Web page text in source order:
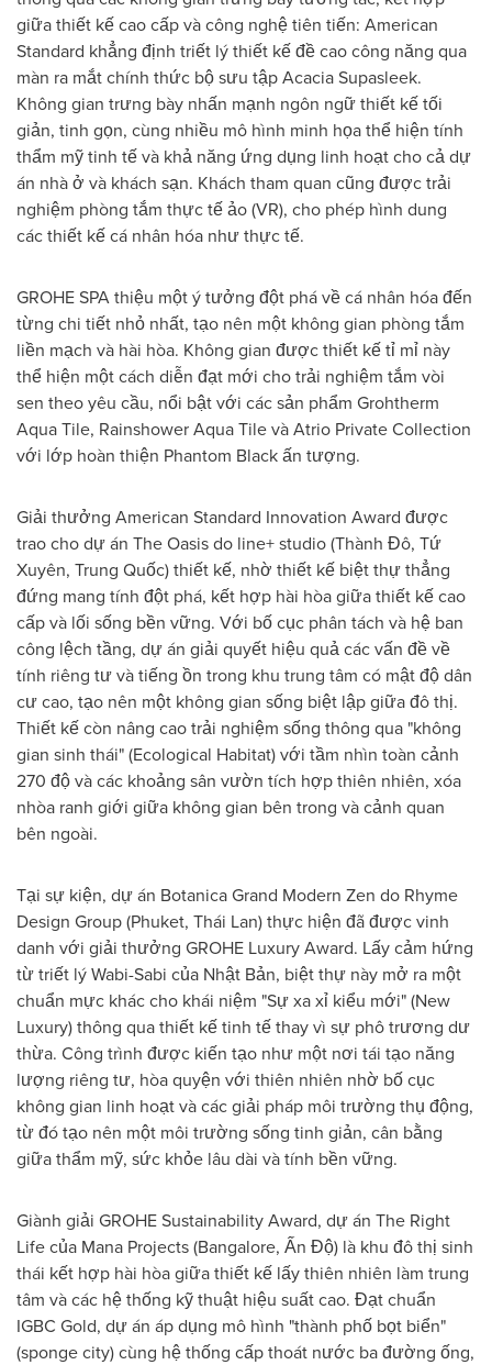
giữa thiết kế cao cấp và công nghệ tiên tiến: American
Standard khẳng định triết lý thiết kế đề cao công năng qua
màn ra mắt chính thức bộ sưu tập Acacia Supasleek.
Không gian trưng bày nhấn mạnh ngôn ngữ thiết kế tối
giản, tinh gọn, cùng nhiều mô hình minh họa thể hiện tính
thẩm mỹ tinh tế và khả năng ứng dụng linh hoạt cho cả dự
án nhà ở và khách sạn. Khách tham quan cũng được trải
nghiệm phòng tắm thực tế ảo (VR), cho phép hình dung
các thiết kế cá nhân hóa như thực tế.
GROHE SPA thiệu một ý tưởng đột phá về cá nhân hóa đến
từng chi tiết nhỏ nhất, tạo nên một không gian phòng tắm
liền mạch và hài hòa. Không gian được thiết kế tỉ mỉ này
thể hiện một cách diễn đạt mới cho trải nghiệm tắm vòi
sen theo yêu cầu, nổi bật với các sản phẩm Grohtherm
Aqua Tile, Rainshower Aqua Tile và Atrio Private Collection
với lớp hoàn thiện Phantom Black ấn tượng.
Giải thưởng American Standard Innovation Award được
trao cho dự án The Oasis do line+ studio (Thành Đô, Tứ
Xuyên, Trung Quốc) thiết kế, nhờ thiết kế biệt thự thẳng
đứng mang tính đột phá, kết hợp hài hòa giữa thiết kế cao
cấp và lối sống bền vững. Với bố cục phân tách và hệ ban
công lệch tầng, dự án giải quyết hiệu quả các vấn đề về
tính riêng tư và tiếng ồn trong khu trung tâm có mật độ dân
cư cao, tạo nên một không gian sống biệt lập giữa đô thị.
Thiết kế còn nâng cao trải nghiệm sống thông qua "không
gian sinh thái" (Ecological Habitat) với tầm nhìn toàn cảnh
270 độ và các khoảng sân vườn tích hợp thiên nhiên, xóa
nhòa ranh giới giữa không gian bên trong và cảnh quan
bên ngoài.
Tại sự kiện, dự án Botanica Grand Modern Zen do Rhyme
Design Group (Phuket, Thái Lan) thực hiện đã được vinh
danh với giải thưởng GROHE Luxury Award. Lấy cảm hứng
từ triết lý Wabi-Sabi của Nhật Bản, biệt thự này mở ra một
chuẩn mực khác cho khái niệm "Sự xa xỉ kiểu mới" (New
Luxury) thông qua thiết kế tinh tế thay vì sự phô trương dư
thừa. Công trình được kiến tạo như một nơi tái tạo năng
lượng riêng tư, hòa quyện với thiên nhiên nhờ bố cục
không gian linh hoạt và các giải pháp môi trường thụ động,
từ đó tạo nên một môi trường sống tinh giản, cân bằng
giữa thẩm mỹ, sức khỏe lâu dài và tính bền vững.
Giành giải GROHE Sustainability Award, dự án The Right
Life của Mana Projects (Bangalore, Ấn Độ) là khu đô thị sinh
thái kết hợp hài hòa giữa thiết kế lấy thiên nhiên làm trung
tâm và các hệ thống kỹ thuật hiệu suất cao. Đạt chuẩn
IGBC Gold, dự án áp dụng mô hình "thành phố bọt biển"
(sponge city) cùng hệ thống cấp thoát nước ba đường ống,